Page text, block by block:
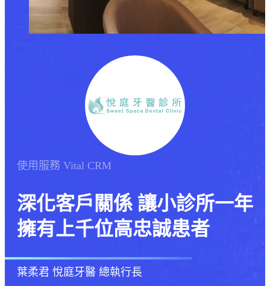
使用服務 Vital CRM
深化客戶關係 讓小診所一年
擁有上千位高忠誠患者
葉柔君 悅庭牙醫 總執行長